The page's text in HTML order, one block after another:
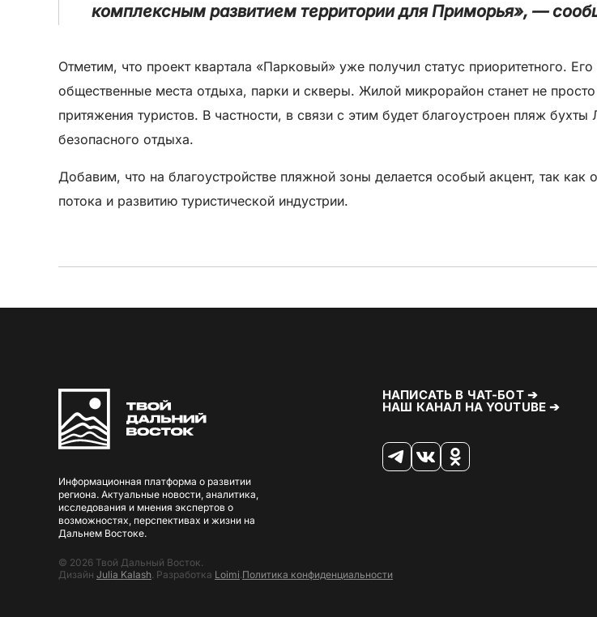
комплексным развитием территории для Приморья», —
Отметим, что проект квартала «Парковый» уже получил статус приоритетного.
общественные места отдыха, парки и скверы. Жилой микрорайон станет не
притяжения туристов. В частности, в связи с этим будет благоустроен пляж
безопасного отдыха.
Добавим, что на благоустройстве пляжной зоны делается особый акцент, так как
потока и развитию туристической индустрии.
Информационная платформа о развитии
региона. Актуальные новости, аналитика,
исследования и мнения экспертов о
возможностях, перспективах и жизни на
Дальнем Востоке.
НАПИСАТЬ В ЧАТ-БОТ ➔
НАШ КАНАЛ НА YOUTUBE ➔
© 2026 Твой Дальный Восток.
Дизайн Julia Kalash . Разработка Loimi Политика конфиденциальности